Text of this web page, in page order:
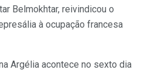
Belmokhtar, reivindicou o
à ocupação francesa
Argélia acontece no sexto dia